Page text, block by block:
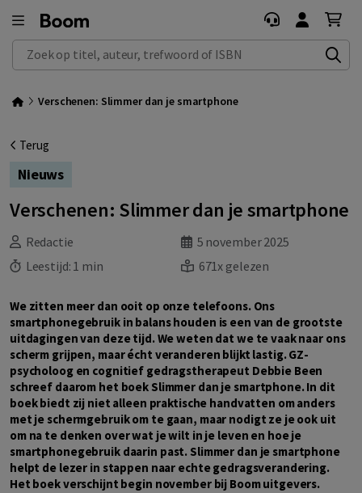
Zoek op titel, auteur, trefwoord of ISBN
Verschenen: Slimmer dan je smartphone
Terug
Nieuws
Verschenen: Slimmer dan je smartphone
Redactie
5 november 2025
Leestijd: 1 min 671x gelezen
We zitten meer dan ooit op onze telefoons. Ons
smartphonegebruik in balans houden is een van de grootste
uitdagingen van deze tijd. We weten dat we te vaak naar ons
scherm grijpen, maar écht veranderen blijkt lastig. GZ-
psycholoog en cognitief gedragstherapeut Debbie Been
schreef daarom het boek Slimmer dan je smartphone. In dit
boek biedt zij niet alleen praktische handvatten om anders
met je schermgebruik om te gaan, maar nodigt ze je ook uit
om na te denken over wat je wilt in je leven en hoe je
smartphonegebruik daarin past. Slimmer dan je smartphone
helpt de lezer in stappen naar echte gedragsverandering.
Het boek verschijnt begin november bij Boom uitgevers.